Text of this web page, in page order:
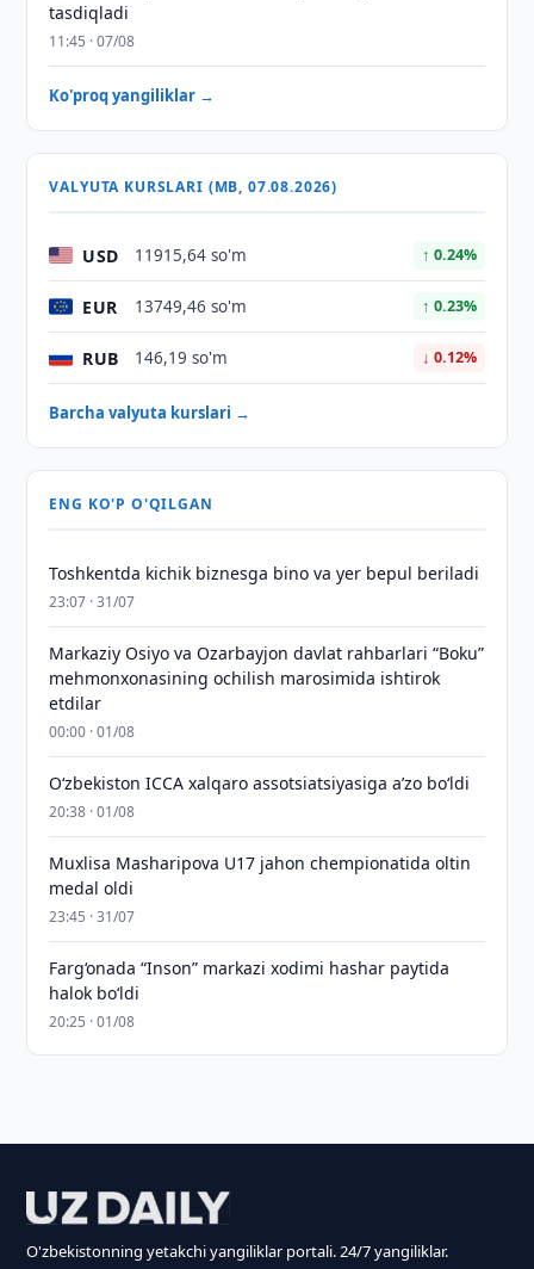
tasdiqladi
11:45 · 07/08
Ko'proq yangiliklar →
VALYUTA KURSLARI (MB, 07.08.2026)
USD 11915,64 so'm ↑ 0.24%
EUR 13749,46 so'm ↑ 0.23%
RUB 146,19 so'm ↓ 0.12%
Barcha valyuta kurslari →
ENG KO'P O'QILGAN
Toshkentda kichik biznesga bino va yer bepul beriladi
23:07 · 31/07
Markaziy Osiyo va Ozarbayjon davlat rahbarlari “Boku”
mehmonxonasining ochilish marosimida ishtirok
etdilar
00:00 · 01/08
O‘zbekiston ICCA xalqaro assotsiatsiyasiga aʼzo bo‘ldi
20:38 · 01/08
Muxlisa Masharipova U17 jahon chempionatida oltin
medal oldi
23:45 · 31/07
Farg‘onada “Inson” markazi xodimi hashar paytida
halok bo‘ldi
20:25 · 01/08
O'zbekistonning yetakchi yangiliklar portali. 24/7 yangiliklar.